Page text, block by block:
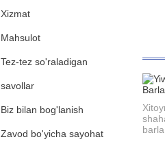
Xizmat
Mahsulot
Tez-tez so'raladigan
savollar
Biz bilan bog'lanish
Zavod bo'yicha sayohat